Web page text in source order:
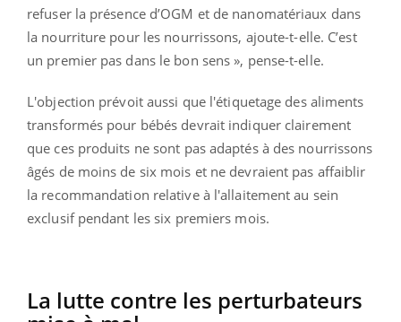
refuser la présence d’OGM et de nanomatériaux dans
la nourriture pour les nourrissons, ajoute-t-elle. C’est
un premier pas dans le bon sens », pense-t-elle.
L'objection prévoit aussi que l'étiquetage des aliments
transformés pour bébés devrait indiquer clairement
que ces produits ne sont pas adaptés à des nourrissons
âgés de moins de six mois et ne devraient pas affaiblir
la recommandation relative à l'allaitement au sein
exclusif pendant les six premiers mois.
La lutte contre les perturbateurs